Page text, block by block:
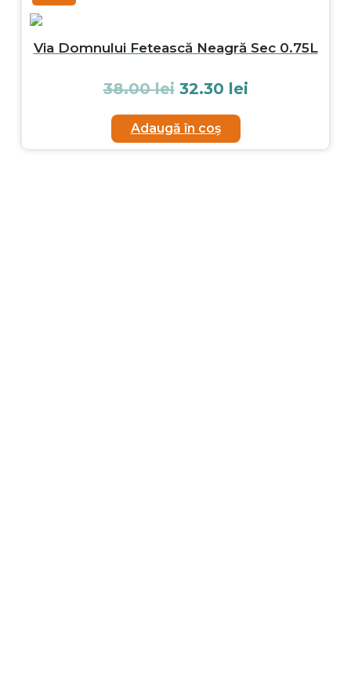
Via Domnului Fetească Neagră Sec 0.75L
38.00lei 32.30 lei
Adaugă în coș